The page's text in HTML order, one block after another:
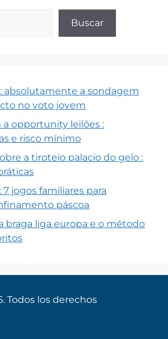
Buscar
absolutamente a sondagem
no voto jovem
a opportunity leilões :
e risco mínimo
a tiroteio palacio do gelo :
7 jogos familiares para
páscoa
braga liga europa e o método
Todos los derechos